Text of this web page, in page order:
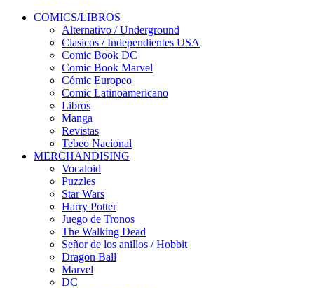
COMICS/LIBROS
Alternativo / Underground
Clasicos / Independientes USA
Comic Book DC
Comic Book Marvel
Cómic Europeo
Comic Latinoamericano
Libros
Manga
Revistas
Tebeo Nacional
MERCHANDISING
Vocaloid
Puzzles
Star Wars
Harry Potter
Juego de Tronos
The Walking Dead
Señor de los anillos / Hobbit
Dragon Ball
Marvel
DC